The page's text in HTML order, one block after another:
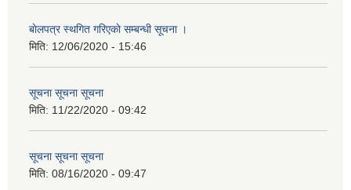
बाेलपत्र स्थगित गरिएकाे सम्बन्धी सूचना ।
मिति: 12/06/2020 - 15:46
सूचना सूचना सूचना
मिति: 11/22/2020 - 09:42
सूचना सूचना सूचना
मिति: 08/16/2020 - 09:47